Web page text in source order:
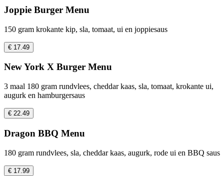
Joppie Burger Menu
150 gram krokante kip, sla, tomaat, ui en joppiesaus
€ 17.49
New York X Burger Menu
3 maal 180 gram rundvlees, cheddar kaas, sla, tomaat, krokante ui,
augurk en hamburgersaus
€ 22.49
Dragon BBQ Menu
180 gram rundvlees, sla, cheddar kaas, augurk, rode ui en BBQ saus
€ 17.99